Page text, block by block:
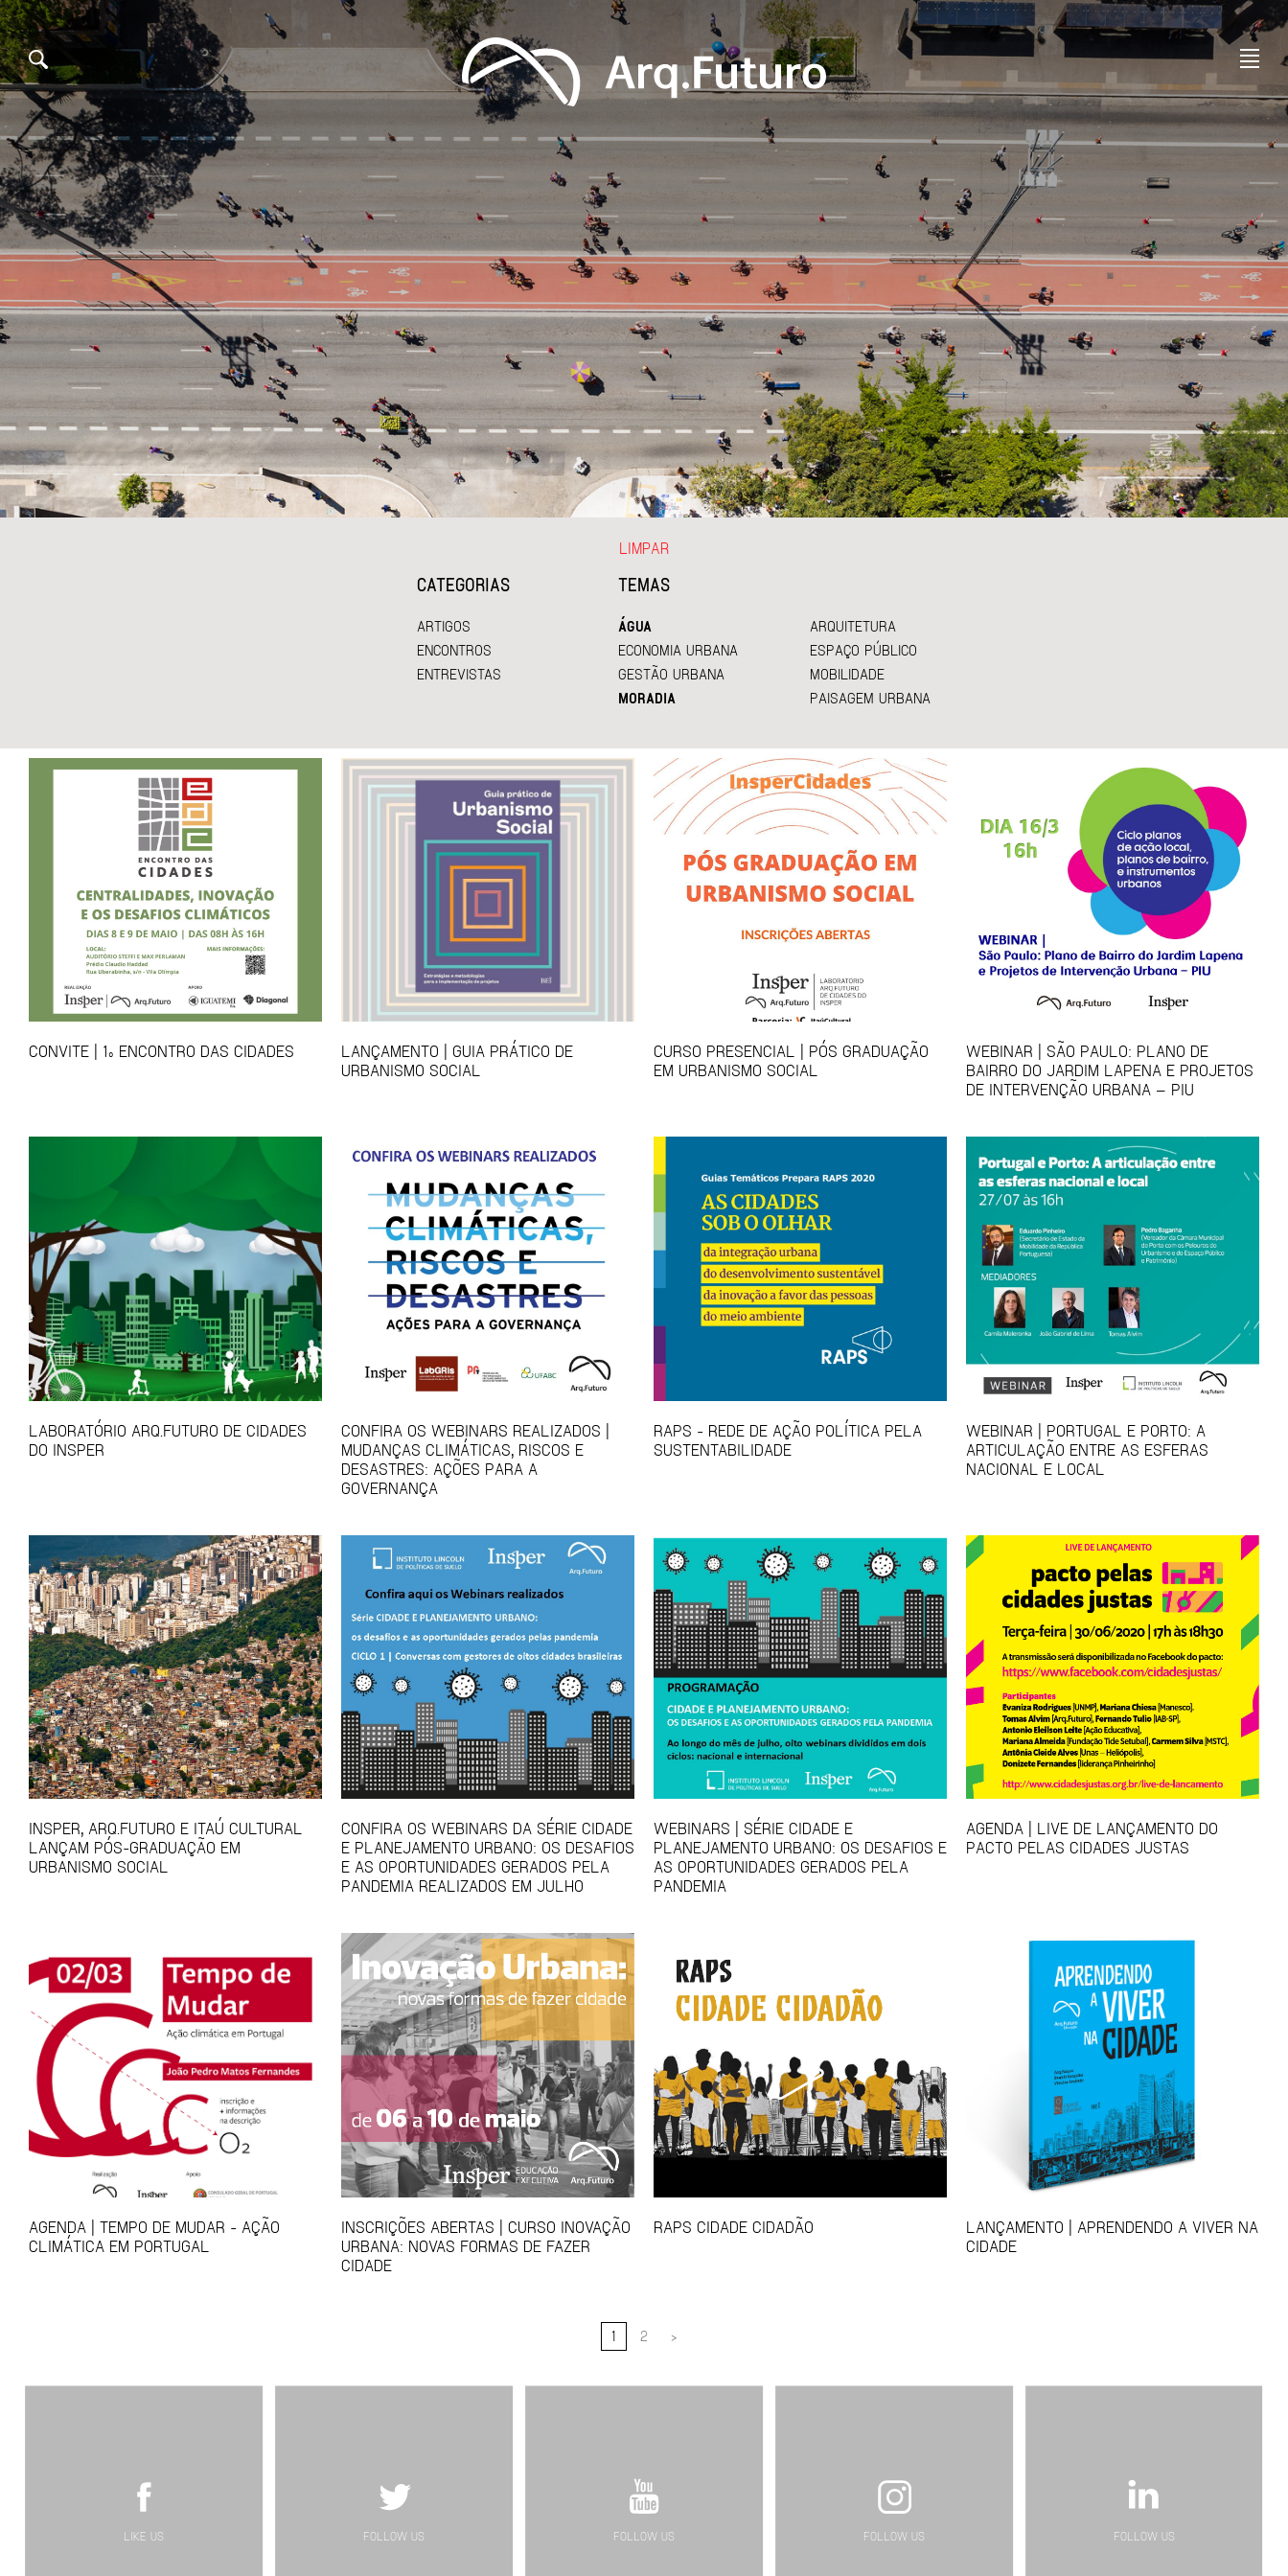
CATEGORIAS
ARTIGOS
ENCONTROS
ENTREVISTAS
TEMAS
ÁGUA
ARQUITETURA
ECONOMIA URBANA
ESPAÇO PÚBLICO
GESTÃO URBANA
MOBILIDADE
MORADIA
PAISAGEM URBANA
LIMPAR
CONVITE | 1º ENCONTRO DAS CIDADES
LANÇAMENTO | GUIA PRÁTICO DE
URBANISMO SOCIAL
CURSO PRESENCIAL | PÓS GRADUAÇÃO
EM URBANISMO SOCIAL
WEBINAR | SÃO PAULO: PLANO DE
BAIRRO DO JARDIM LAPENA E PROJETOS
DE INTERVENÇÃO URBANA – PIU
LABORATÓRIO ARQ.FUTURO DE CIDADES
DO INSPER
CONFIRA OS WEBINARS REALIZADOS |
MUDANÇAS CLIMÁTICAS, RISCOS E
DESASTRES: AÇÕES PARA A
GOVERNANÇA
RAPS - REDE DE AÇÃO POLÍTICA PELA
SUSTENTABILIDADE
WEBINAR | PORTUGAL E PORTO: A
ARTICULAÇÃO ENTRE AS ESFERAS
NACIONAL E LOCAL
INSPER, ARQ.FUTURO E ITAÚ CULTURAL
LANÇAM PÓS-GRADUAÇÃO EM
URBANISMO SOCIAL
CONFIRA OS WEBINARS DA SÉRIE CIDADE
E PLANEJAMENTO URBANO: OS DESAFIOS
E AS OPORTUNIDADES GERADOS PELA
PANDEMIA REALIZADOS EM JULHO
WEBINARS | SÉRIE CIDADE E
PLANEJAMENTO URBANO: OS DESAFIOS E
AS OPORTUNIDADES GERADOS PELA
PANDEMIA
AGENDA | LIVE DE LANÇAMENTO DO
PACTO PELAS CIDADES JUSTAS
AGENDA | TEMPO DE MUDAR - AÇÃO
CLIMÁTICA EM PORTUGAL
INSCRIÇÕES ABERTAS | CURSO INOVAÇÃO
URBANA: NOVAS FORMAS DE FAZER
CIDADE
RAPS CIDADE CIDADÃO
LANÇAMENTO | APRENDENDO A VIVER NA
CIDADE
1 2 >
LIKE US FOLLOW US FOLLOW US FOLLOW US FOLLOW US